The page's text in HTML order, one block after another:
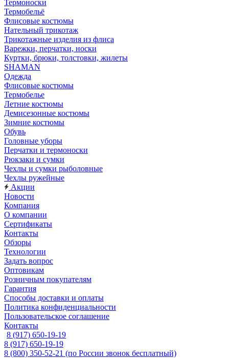
Термоноски
Термобельё
Флисовые костюмы
Нательный трикотаж
Трикотажные изделия из флиса
Варежки, перчатки, носки
Куртки, брюки, толстовки, жилеты
SHAMAN
Одежда
Флисовые костюмы
Термобелье
Летние костюмы
Демисезонные костюмы
Зимние костюмы
Обувь
Головные уборы
Перчатки и термоноски
Рюкзаки и сумки
Чехлы и сумки рыболовные
Чехлы ружейные
Акции
Новости
Компания
О компании
Сертификаты
Контакты
Обзоры
Технологии
Задать вопрос
Оптовикам
Розничным покупателям
Гарантия
Способы доставки и оплаты
Политика конфиденциальности
Пользовательское соглашение
Контакты
8 (917) 650-19-19
8 (917) 650-19-19
8 (800) 350-52-21 (по России звонок бесплатный)